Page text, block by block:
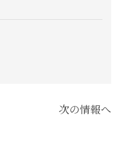
次の情報へ